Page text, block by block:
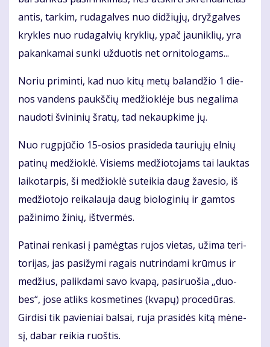
an­tis, tar­kim, ru­da­gal­ves nuo di­džių­jų, dryž­gal­ves
kryk­les nuo ru­da­gal­vių kryk­lių, ypač jau­nik­lių, yra
pa­kan­ka­mai sun­ki už­duo­tis net or­ni­to­lo­gams...
No­riu pri­min­ti, kad nuo ki­tų me­tų ba­lan­džio 1 die­
nos van­dens paukš­čių me­džiok­lė­je bus ne­ga­li­ma
nau­do­ti švi­ni­nių šra­tų, tad ne­kaup­ki­me jų.
Nuo rug­pjū­čio 15-osios pra­si­de­da tau­rių­jų el­nių
pa­ti­nų me­džiok­lė. Vi­siems me­džio­to­jams tai lauk­tas
lai­ko­tar­pis, ši me­džiok­lė su­tei­kia daug ža­ve­sio, iš
me­džio­to­jo rei­ka­lau­ja daug bio­lo­gi­nių ir gam­tos
pa­ži­ni­mo ži­nių, iš­tver­mės.
Pa­ti­nai ren­ka­si į pa­mėg­tas ru­jos vie­tas, už­ima te­ri­
to­ri­jas, jas pa­si­žy­mi ra­gais nu­trin­da­mi krū­mus ir
me­džius, pa­lik­da­mi sa­vo kva­pą, pa­si­ruo­šia „duo­
bes“, jo­se at­liks kos­me­ti­nes (kva­pų) pro­ce­dū­ras.
Gir­di­si tik pa­vie­niai bal­sai, ru­ja pra­si­dės ki­tą mė­ne­
sį, da­bar rei­kia ruoš­tis.